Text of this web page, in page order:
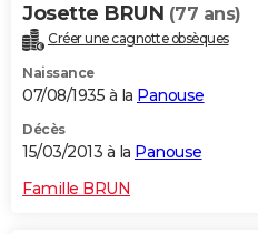
Josette BRUN (77 ans)
Créer une cagnotte obsèques
Naissance
07/08/1935 à la Panouse
Décès
15/03/2013 à la Panouse
Famille BRUN